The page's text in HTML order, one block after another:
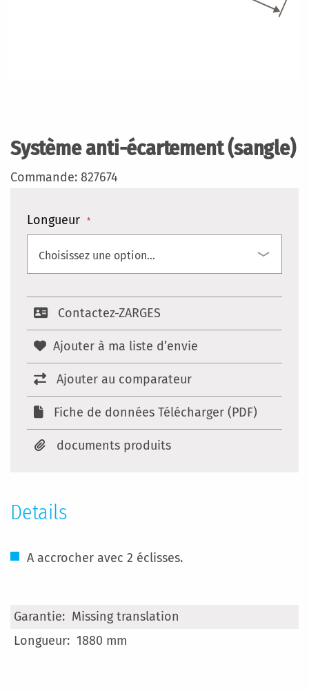
Système anti-écartement (sangle)
Commande: 827674
Longueur
Contactez-ZARGES
Ajouter à ma liste d’envie
Ajouter au comparateur
Fiche de données Télécharger (PDF)
documents produits
beginning
the
gallery
Details
A accrocher avec 2 éclisses.
Plus
Missing translation
1880 mm